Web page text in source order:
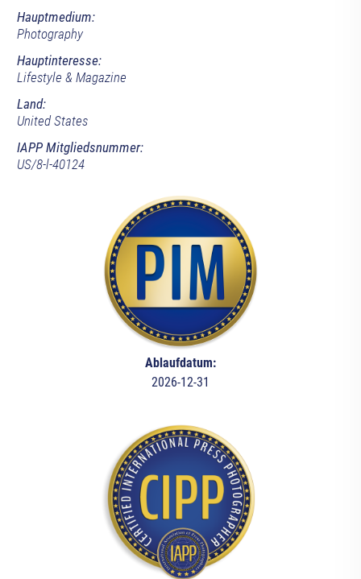
Hauptmedium:
Photography
Hauptinteresse:
Lifestyle & Magazine
Land:
United States
IAPP Mitgliedsnummer:
US/8-l-40124
Ablaufdatum:
2026-12-31